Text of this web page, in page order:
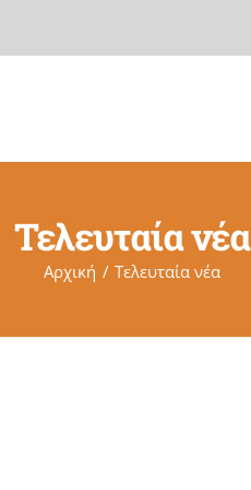
Τελευταία νέα
Αρχική Τελευταία νέα